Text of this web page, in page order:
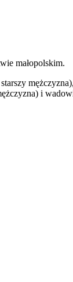
małopolskim.
i